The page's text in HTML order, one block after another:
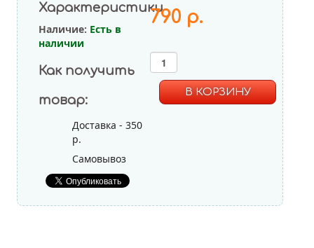
рисунком
Пастель Ассорти
Декоратор Ассорти
Фольгированные шары
Без рисунка
Характеристики
Наличие: Есть в
наличии
Как получить
товар:
Доставка - 350
р.
Самовывоз
790 р.